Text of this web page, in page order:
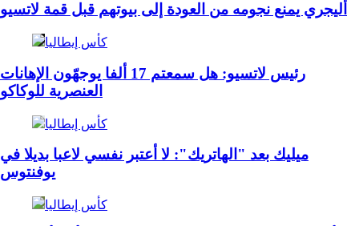
أليجري يمنع نجومه من العودة إلى بيوتهم قبل قمة لاتسيو
كأس إيطاليا
رئيس لاتسيو: هل سمعتم 17 ألفا يوجهّون الإهانات
العنصرية للوكاكو
كأس إيطاليا
ميليك بعد "الهاتريك": لا أعتبر نفسي لاعبا بديلا في
يوفنتوس
كأس إيطاليا